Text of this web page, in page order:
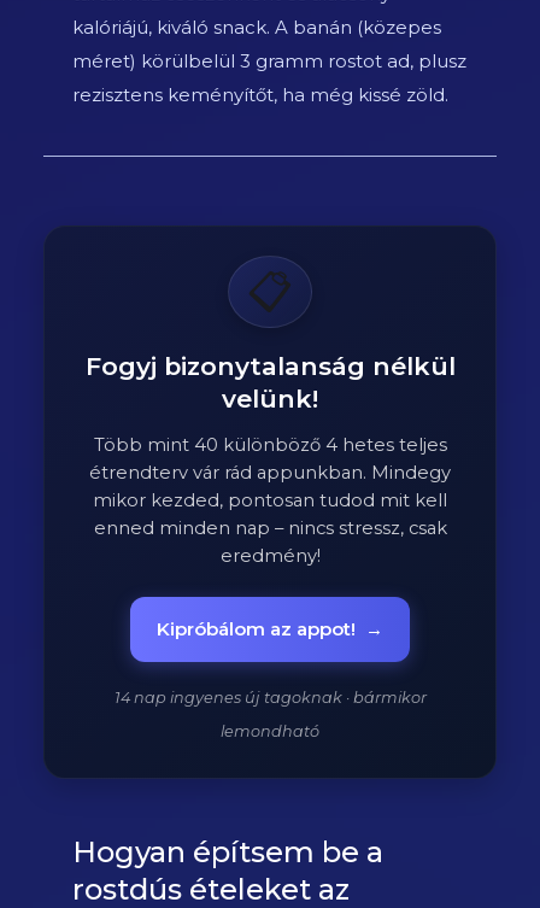
kalóriájú, kiváló snack. A banán (közepes
méret) körülbelül 3 gramm rostot ad, plusz
rezisztens keményítőt, ha még kissé zöld.
📋
Fogyj bizonytalanság nélkül
velünk!
Több mint 40 különböző 4 hetes teljes
étrendterv vár rád appunkban. Mindegy
mikor kezded, pontosan tudod mit kell
enned minden nap – nincs stressz, csak
eredmény!
Kipróbálom az appot! →
14 nap ingyenes új tagoknak · bármikor
lemondható
Hogyan építsem be a
rostdús ételeket az